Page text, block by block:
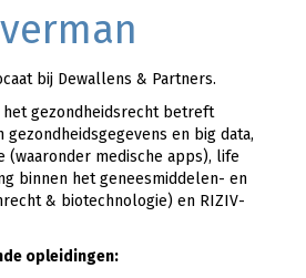
bij Dewallens & Partners.
gezondheidsrecht betreft
gezondheidsgegevens en big data,
(waaronder medische apps), life
binnen het geneesmiddelen- en
& biotechnologie) en RIZIV-
opleidingen: